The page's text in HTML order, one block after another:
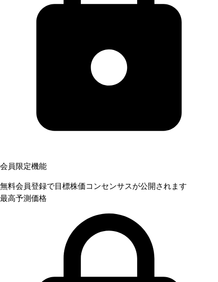
会員限定機能
無料会員登録で目標株価コンセンサスが公開されます
最高予測価格